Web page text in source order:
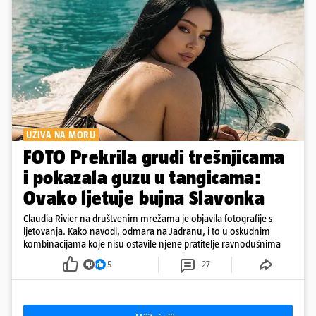
UŽIVA NA MORU
FOTO Prekrila grudi trešnjicama
i pokazala guzu u tangicama:
Ovako ljetuje bujna Slavonka
Claudia Rivier na društvenim mrežama je objavila fotografije s
ljetovanja. Kako navodi, odmara na Jadranu, i to u oskudnim
kombinacijama koje nisu ostavile njene pratitelje ravnodušnima
5 27